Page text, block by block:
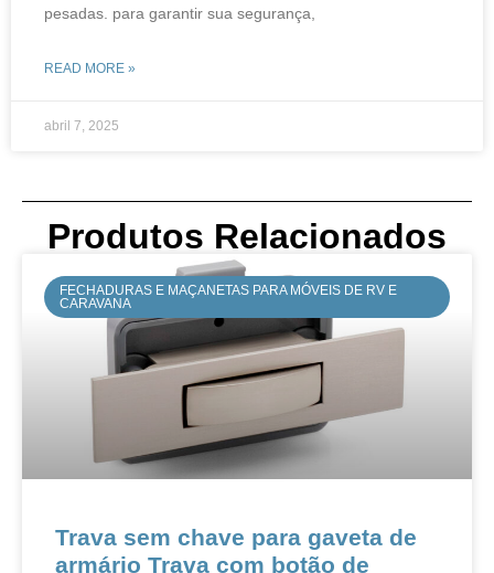
pesadas. para garantir sua segurança,
READ MORE »
abril 7, 2025
Produtos Relacionados
FECHADURAS E MAÇANETAS PARA MÓVEIS DE RV E
CARAVANA
Trava sem chave para gaveta de
armário Trava com botão de